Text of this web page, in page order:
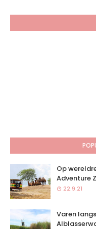
Op
Adventure
22.9.21
Varen